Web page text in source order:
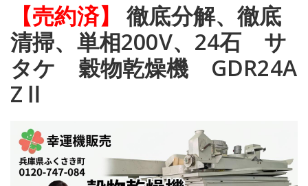
【売約済】
徹底分解、徹底
清掃、単相200V、24石 サ
タケ 穀物乾燥機 GDR24A
ZⅡ